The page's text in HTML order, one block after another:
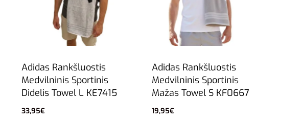
Adidas Rankšluostis
Medvilninis Sportinis
Didelis Towel L KE7415
33,95€
Adidas Rankšluostis
Medvilninis Sportinis
Mažas Towel S KF0667
19,95€